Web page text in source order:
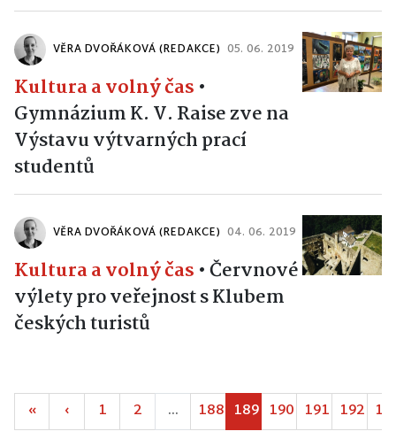
VĚRA DVOŘÁKOVÁ (REDAKCE) 05. 06. 2019
Kultura a volný čas •
Gymnázium K. V. Raise zve na
Výstavu výtvarných prací
studentů
VĚRA DVOŘÁKOVÁ (REDAKCE) 04. 06. 2019
Kultura a volný čas •Červnové
výlety pro veřejnost s Klubem
českých turistů
« ‹ 1 2 ... 188 189 190 191 192